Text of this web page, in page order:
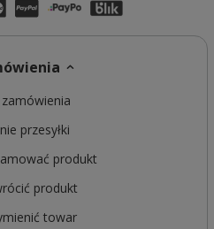
przesyłki
produkt
produkt
towar